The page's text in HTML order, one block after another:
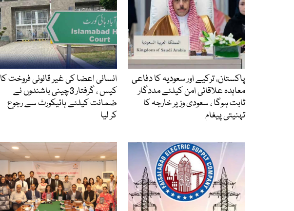
انسانی اعضا کی غیر قانونی فروخت کا
کیس ، گرفتار 3چینی باشندوں نے
ضمانت کیلئے ہائیکورٹ سے رجوع
کر لیا
پاکستان، ترکیے اور سعودیہ کا دفاعی
معاہدہ علاقائی امن کیلئے مددگار
ثابت ہوگا ، سعودی وزیر خارجہ کا
تہنیتی پیغام